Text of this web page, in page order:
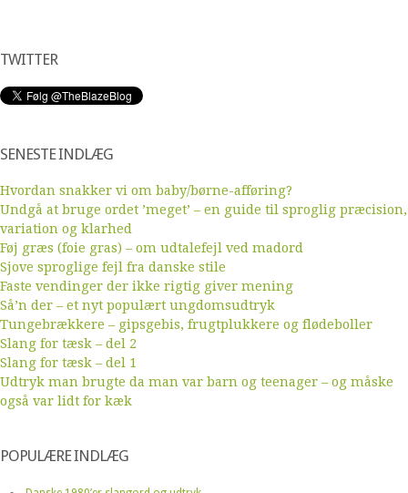
TWITTER
SENESTE INDLÆG
Hvordan snakker vi om baby/børne-afføring?
Undgå at bruge ordet ’meget’ – en guide til sproglig præcision,
variation og klarhed
Føj græs (foie gras) – om udtalefejl ved madord
Sjove sproglige fejl fra danske stile
Faste vendinger der ikke rigtig giver mening
Så’n der – et nyt populært ungdomsudtryk
Tungebrækkere – gipsgebis, frugtplukkere og flødeboller
Slang for tæsk – del 2
Slang for tæsk – del 1
Udtryk man brugte da man var barn og teenager – og måske
også var lidt for kæk
POPULÆRE INDLÆG